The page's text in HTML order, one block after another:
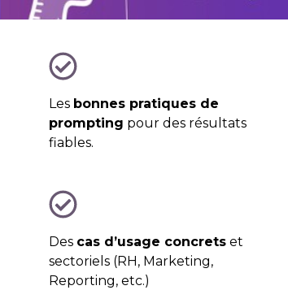
Les bonnes pratiques de
prompting pour des résultats
fiables.
Des cas d’usage concretset
sectoriels (RH, Marketing,
Reporting, etc.)